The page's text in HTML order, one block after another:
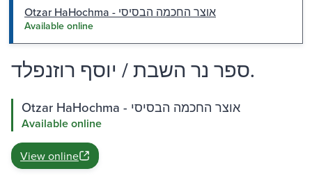
Otzar HaHochma - אוצר החכמה הבסיסי
Available online
ספר נר השבת / יוסף רוזנפלד.
Otzar HaHochma - אוצר החכמה הבסיסי
Available online
View online